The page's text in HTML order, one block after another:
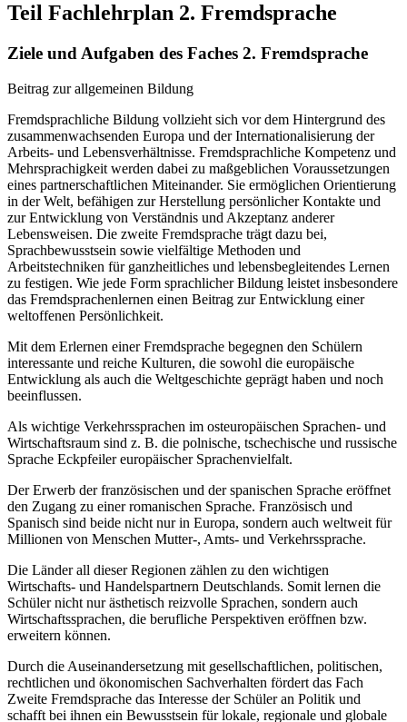
Teil Fachlehrplan 2. Fremdsprache
Ziele und Aufgaben des Faches 2. Fremdsprache
Beitrag zur allgemeinen Bildung
Fremdsprachliche Bildung vollzieht sich vor dem Hintergrund des
zusammenwachsenden Europa und der Internationalisierung der
Arbeits- und Lebensverhältnisse. Fremdsprachliche Kompetenz und
Mehrsprachigkeit werden dabei zu maßgeblichen Voraussetzungen
eines partnerschaftlichen Miteinander. Sie ermöglichen Orientierung
in der Welt, befähigen zur Herstellung persönlicher Kontakte und
zur Entwicklung von Verständnis und Akzeptanz anderer
Lebensweisen. Die zweite Fremdsprache trägt dazu bei,
Sprachbewusstsein sowie vielfältige Methoden und
Arbeitstechniken für ganzheitliches und lebensbegleitendes Lernen
zu festigen. Wie jede Form sprachlicher Bildung leistet insbesondere
das Fremdsprachenlernen einen Beitrag zur Entwicklung einer
weltoffenen Persönlichkeit.
Mit dem Erlernen einer Fremdsprache begegnen den Schülern
interessante und reiche Kulturen, die sowohl die europäische
Entwicklung als auch die Weltgeschichte geprägt haben und noch
beeinflussen.
Als wichtige Verkehrssprachen im osteuropäischen Sprachen- und
Wirtschaftsraum sind z. B. die polnische, tschechische und russische
Sprache Eckpfeiler europäischer Sprachenvielfalt.
Der Erwerb der französischen und der spanischen Sprache eröffnet
den Zugang zu einer romanischen Sprache. Französisch und
Spanisch sind beide nicht nur in Europa, sondern auch weltweit für
Millionen von Menschen Mutter-, Amts- und Verkehrssprache.
Die Länder all dieser Regionen zählen zu den wichtigen
Wirtschafts- und Handelspartnern Deutschlands. Somit lernen die
Schüler nicht nur ästhetisch reizvolle Sprachen, sondern auch
Wirtschaftssprachen, die berufliche Perspektiven eröffnen bzw.
erweitern können.
Durch die Auseinandersetzung mit gesellschaftlichen, politischen,
rechtlichen und ökonomischen Sachverhalten fördert das Fach
Zweite Fremdsprache das Interesse der Schüler an Politik und
schafft bei ihnen ein Bewusstsein für lokale, regionale und globale